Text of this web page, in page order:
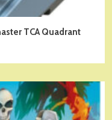
TCA Quadrant